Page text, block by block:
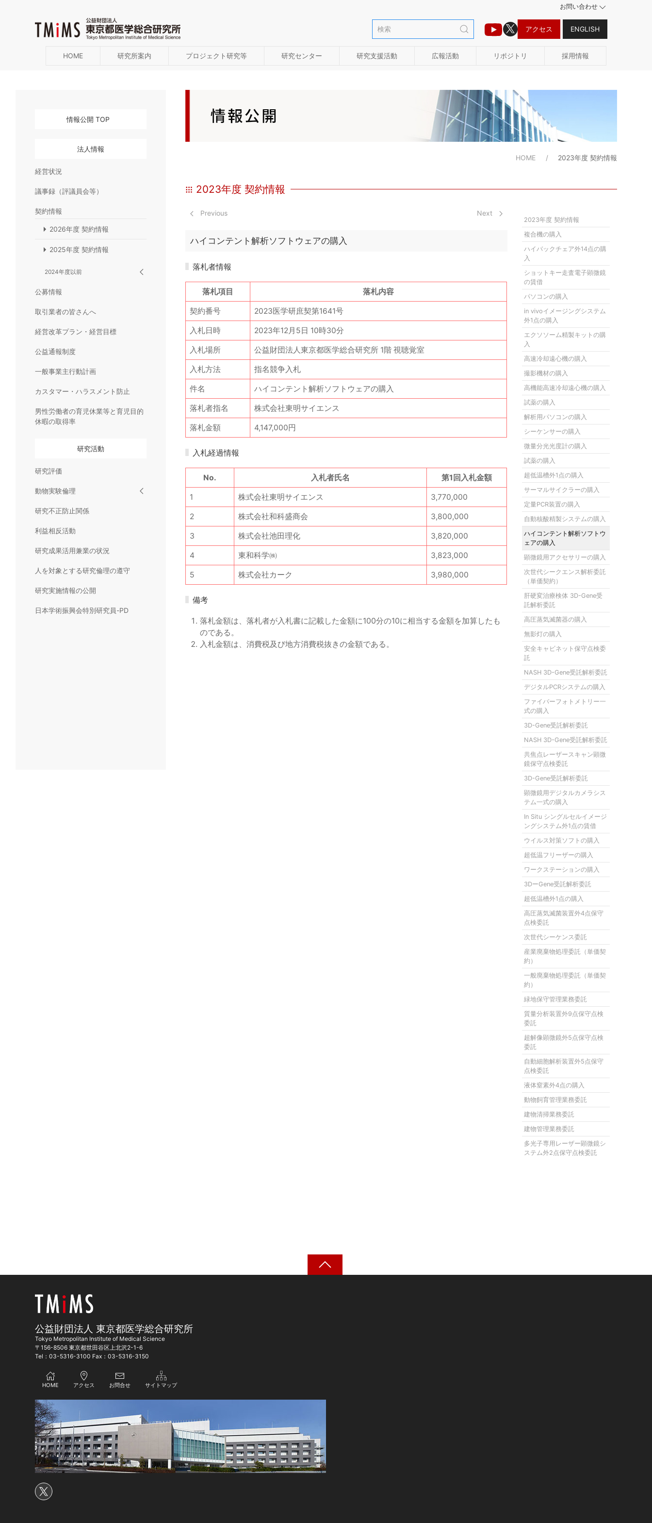
お問い合わせ
アクセス ENGLISH
HOME 研究所案内 プロジェクト研究等 研究センター 研究支援活動 広報活動 リポジトリ 採用情報
情報公開 TOP
法人情報
経営状況
議事録（評議員会等）
契約情報
2026年度 契約情報
2025年度 契約情報
2024年度以前
公募情報
取引業者の皆さんへ
経営改革プラン・経営目標
公益通報制度
一般事業主行動計画
カスタマー・ハラスメント防止
男性労働者の育児休業等と育児目的
休暇の取得率
研究活動
研究評価
動物実験倫理
研究不正防止関係
利益相反活動
研究成果活用兼業の状況
人を対象とする研究倫理の遵守
研究実施情報の公開
日本学術振興会特別研究員-PD
HOME 2023年度 契約情報
2023年度 契約情報
Previous Next
ハイコンテント解析ソフトウェアの購入
落札者情報
落札項目 落札内容
契約番号 2023医学研庶契第1641号
入札日時 2023年12月5日 10時30分
入札場所 公益財団法人東京都医学総合研究所 1階 視聴覚室
入札方法 指名競争入札
件名 ハイコンテント解析ソフトウェアの購入
落札者指名 株式会社東明サイエンス
落札金額 4,147,000円
入札経過情報
No. 入札者氏名 第1回入札金額
1 株式会社東明サイエンス 3,770,000
2 株式会社和科盛商会 3,800,000
3 株式会社池田理化 3,820,000
4 東和科学㈱ 3,823,000
5 株式会社カーク 3,980,000
備考
落札金額は、落札者が入札書に記載した金額に100分の10に相当する金額を加算したも
のである。
入札金額は、消費税及び地方消費税抜きの金額である。
2023年度 契約情報
複合機の購入
ハイバックチェア外14点の購
入
ショットキー走査電子顕微鏡
の賃借
パソコンの購入
in vivoイメージングシステム
外1点の購入
エクソソーム精製キットの購
入
高速冷却遠心機の購入
撮影機材の購入
高機能高速冷却遠心機の購入
試薬の購入
解析用パソコンの購入
シーケンサーの購入
微量分光光度計の購入
試薬の購入
超低温槽外1点の購入
サーマルサイクラーの購入
定量PCR装置の購入
自動核酸精製システムの購入
ハイコンテント解析ソフトウ
ェアの購入
顕微鏡用アクセサリーの購入
次世代シークエンス解析委託
（単価契約）
肝硬変治療検体 3D-Gene受
託解析委託
高圧蒸気滅菌器の購入
無影灯の購入
安全キャビネット保守点検委
託
NASH 3D-Gene受託解析委託
デジタルPCRシステムの購入
ファイバーフォトメトリー一
式の購入
3D-Gene受託解析委託
NASH 3D-Gene受託解析委託
共焦点レーザースキャン顕微
鏡保守点検委託
3D-Gene受託解析委託
顕微鏡用デジタルカメラシス
テム一式の購入
In Situ シングルセルイメージ
ングシステム外1点の賃借
ウイルス対策ソフトの購入
超低温フリーザーの購入
ワークステーションの購入
3DーGene受託解析委託
超低温槽外1点の購入
高圧蒸気滅菌装置外4点保守
点検委託
次世代シーケンス委託
産業廃棄物処理委託（単価契
約）
一般廃棄物処理委託（単価契
約）
緑地保守管理業務委託
質量分析装置外9点保守点検
委託
超解像顕微鏡外5点保守点検
委託
自動細胞解析装置外5点保守
点検委託
液体窒素外4点の購入
動物飼育管理業務委託
建物清掃業務委託
建物管理業務委託
多光子専用レーザー顕微鏡シ
ステム外2点保守点検委託
公益財団法人 東京都医学総合研究所
Tokyo Metropolitan Institute of Medical Science
〒156-8506 東京都世田谷区上北沢2-1-6
Tel：03-5316-3100 Fax：03-5316-3150
HOME アクセス お問合せ サイトマップ